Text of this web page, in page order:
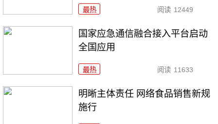
最热 阅读 12449
国家应急通信融合接入平台启动
全国应用
最热 阅读 11633
明晰主体责任 网络食品销售新规
施行